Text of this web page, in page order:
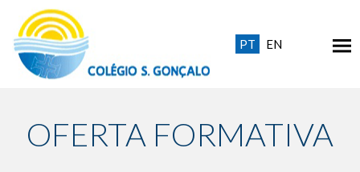
PT EN
OFERTA FORMATIVA